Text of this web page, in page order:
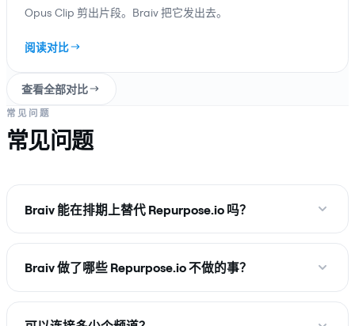
Opus Clip 剪出片段。Braiv 把它发出去。
阅读对比
查看全部对比
常见问题
常见问题
Braiv 能在排期上替代 Repurpose.io 吗？
Braiv 做了哪些 Repurpose.io 不做的事？